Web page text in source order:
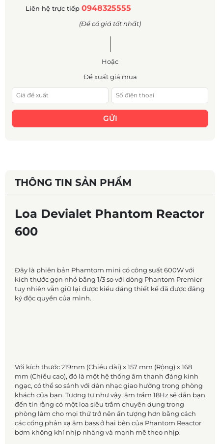
Liên hệ trực tiếp 0948325555
(Để có giá tốt nhất)
Hoặc
Đề xuất giá mua
GỬI
THÔNG TIN SẢN PHẨM
Loa Devialet Phantom Reactor
600
Đây là phiên bản Phamtom mini có công suất 600W với
kích thước gọn nhỏ bằng 1/3 so với dòng Phantom Premier
tuy nhiên vẫn giữ lại được kiểu dáng thiết kế đã được đăng
ký độc quyền của mình.
Với kích thước 219mm (Chiều dài) x 157 mm (Rộng) x 168
mm (Chiều cao), đó là một hệ thống âm thanh đáng kinh
ngạc, có thể so sánh với dàn nhạc giao hưởng trong phòng
khách của bạn. Tương tự như vậy, âm trầm 18Hz sẽ dẫn bạn
đến tin rằng có một loa siêu trầm chuyên dụng trong
phòng làm cho mọi thứ trở nên ấn tượng hơn bằng cách
các cổng phản xạ âm bass ở hai bên của Phantom Reactor
bơm không khí nhịp nhàng và mạnh mẽ theo nhịp.